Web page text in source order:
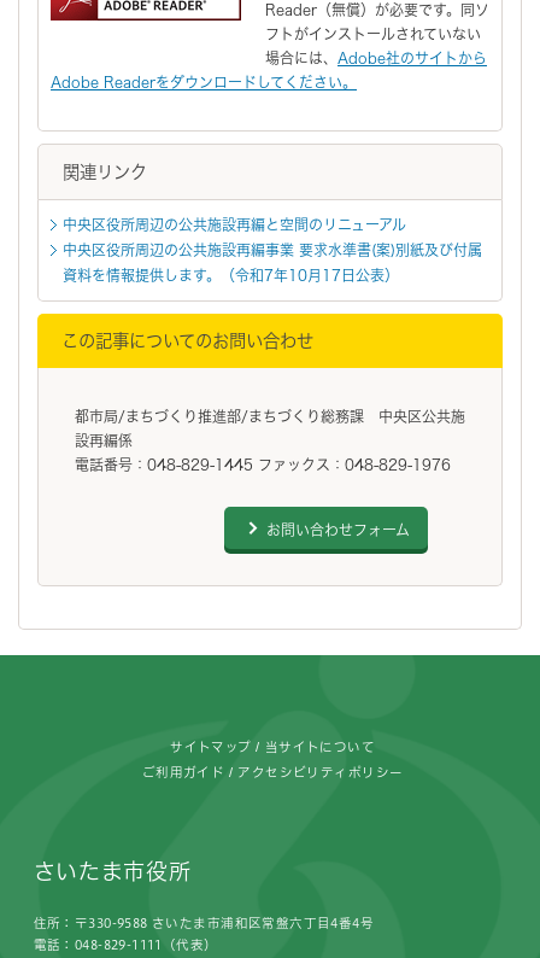
Reader（無償）が必要です。同ソ
フトがインストールされていない
場合には、 Adobe社のサイトから
Adobe Readerをダウンロードしてください。
関連リンク
中央区役所周辺の公共施設再編と空間のリニューアル
中央区役所周辺の公共施設再編事業 要求水準書(案)別紙及び付属
資料を情報提供します。（令和7年10月17日公表）
この記事についてのお問い合わせ
都市局/まちづくり推進部/まちづくり総務課 中央区公共施
設再編係
電話番号：048-829-1445 ファックス：048-829-1976
お問い合わせフォーム
サイトマップ 当サイトについて
ご利用ガイド アクセシビリティポリシー
さいたま市役所
住所：〒330-9588 さいたま市浦和区常盤六丁目4番4号
電話：048-829-1111（代表）